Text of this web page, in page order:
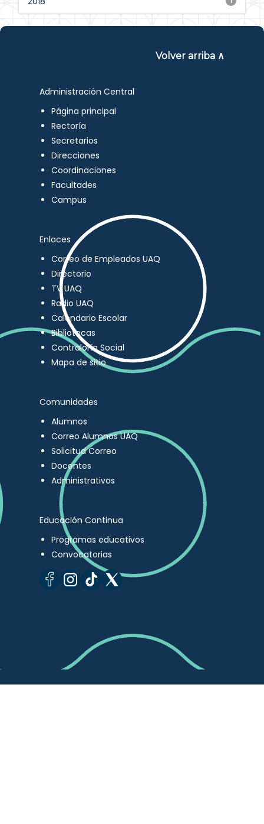
Volver arriba ∧
Administración Central
Página principal
Rectoría
Secretarios
Direcciones
Coordinaciones
Facultades
Campus
Enlaces
Correo de Empleados UAQ
Directorio
TV UAQ
Radio UAQ
Calendario Escolar
Bibliotecas
Contraloría Social
Mapa de sitio
Comunidades
Alumnos
Correo Alumnos UAQ
Solicitud Correo
Docentes
Administrativos
Educación Continua
Programas educativos
Convocatorias